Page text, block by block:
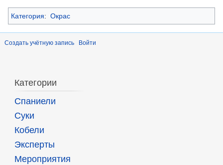
Категория: Окрас
Создать учётную запись Войти
Категории
Спаниели
Суки
Кобели
Эксперты
Мероприятия